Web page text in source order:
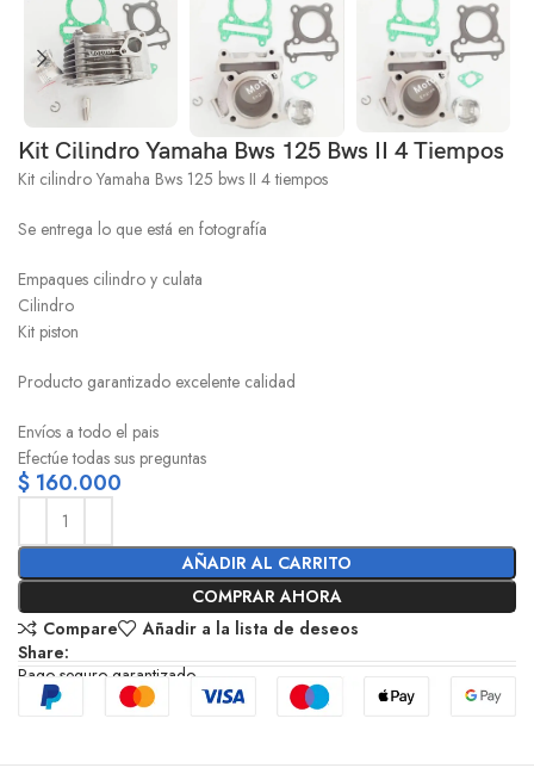
Kit Cilindro Yamaha Bws 125 Bws II 4 Tiempos
Kit cilindro Yamaha Bws 125 bws II 4 tiempos
Se entrega lo que está en fotografía
Empaques cilindro y culata
Cilindro
Kit piston
Producto garantizado excelente calidad
Envíos a todo el pais
Efectúe todas sus preguntas
$ 160.000
AÑADIR AL CARRITO
COMPRAR AHORA
Compare
Añadir a la lista de deseos
Share:
Pago seguro garantizado